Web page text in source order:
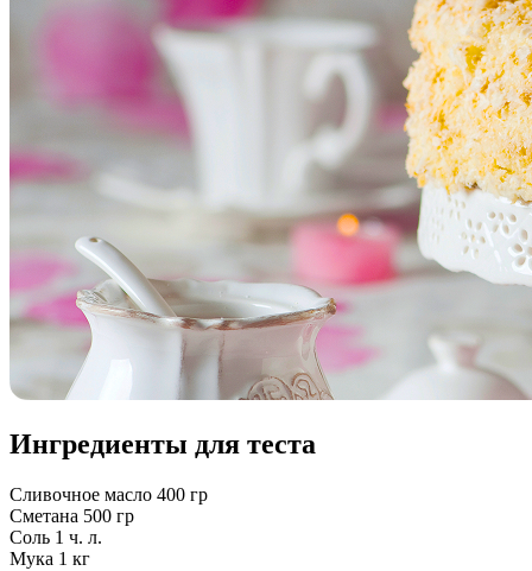
Ингредиенты для теста
Сливочное масло 400 гр
Сметана 500 гр
Соль 1 ч. л.
Мука 1 кг